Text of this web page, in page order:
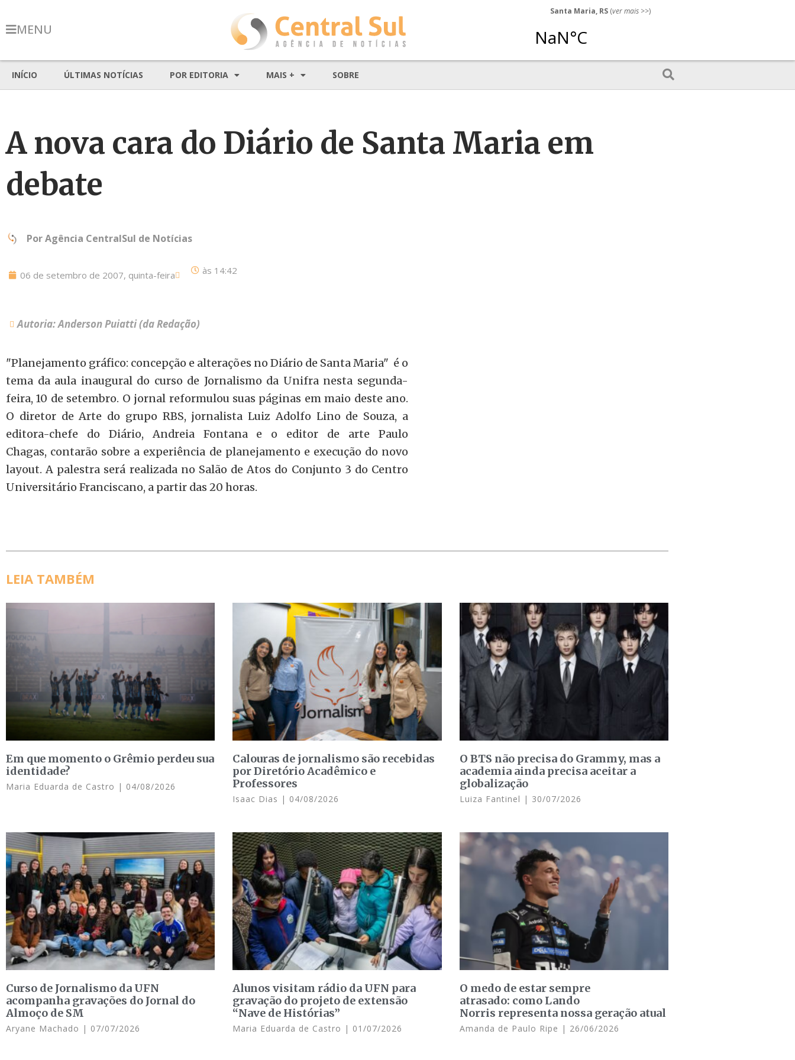
MENU
Santa Maria, RS (ver mais >>)
INÍCIO ÚLTIMAS NOTÍCIAS POR EDITORIA MAIS + SOBRE
A nova cara do Diário de Santa Maria em
debate
PorAgência CentralSul de Notícias
06 de setembro de 2007, quinta-feira às 14:42
Autoria: Anderson Puiatti (da Redação)
"Planejamento gráfico: concepção e alterações no Diário de Santa Maria" é o
tema da aula inaugural do curso de Jornalismo da Unifra nesta segunda-
feira, 10 de setembro. O jornal reformulou suas páginas em maio deste ano.
O diretor de Arte do grupo RBS, jornalista Luiz Adolfo Lino de Souza, a
editora-chefe do Diário, Andreia Fontana e o editor de arte Paulo
Chagas, contarão sobre a experiência de planejamento e execução do novo
layout. A palestra será realizada no Salão de Atos do Conjunto 3 do Centro
Universitário Franciscano, a partir das 20 horas.
LEIA TAMBÉM
Em que momento o Grêmio perdeu sua
identidade?
Maria Eduarda de Castro 04/08/2026
Calouras de jornalismo são recebidas
por Diretório Acadêmico e
Professores
Isaac Dias 04/08/2026
O BTS não precisa do Grammy, mas a
academia ainda precisa aceitar a
globalização
Luiza Fantinel 30/07/2026
Curso de Jornalismo da UFN
acompanha gravações do Jornal do
Almoço de SM
Aryane Machado 07/07/2026
Alunos visitam rádio da UFN para
gravação do projeto de extensão
“Nave de Histórias”
Maria Eduarda de Castro 01/07/2026
O medo de estar sempre
atrasado: como Lando
Norris representa nossa geração atual
Amanda de Paulo Ripe 26/06/2026